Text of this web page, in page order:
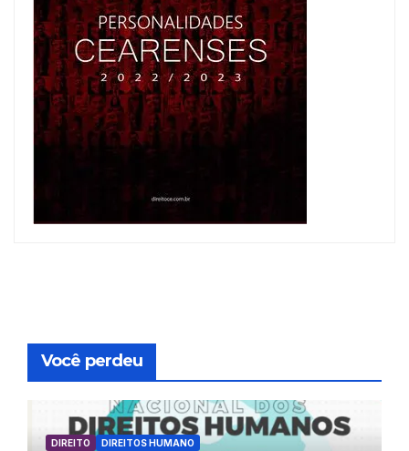
Você perdeu
DIREITO DIREITOS HUMANO